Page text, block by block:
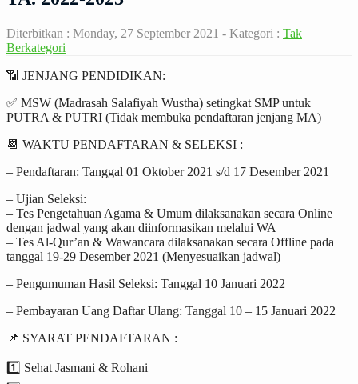
Diterbitkan : Monday, 27 September 2021 - Kategori : Tak
Berkategori
📶 JENJANG PENDIDIKAN:
✅ MSW (Madrasah Salafiyah Wustha) setingkat SMP untuk
PUTRA & PUTRI (Tidak membuka pendaftaran jenjang MA)
📆 WAKTU PENDAFTARAN & SELEKSI :
– Pendaftaran: Tanggal 01 Oktober 2021 s/d 17 Desember 2021
– Ujian Seleksi:
– Tes Pengetahuan Agama & Umum dilaksanakan secara Online
dengan jadwal yang akan diinformasikan melalui WA
– Tes Al-Qur’an & Wawancara dilaksanakan secara Offline pada
tanggal 19-29 Desember 2021 (Menyesuaikan jadwal)
– Pengumuman Hasil Seleksi: Tanggal 10 Januari 2022
– Pembayaran Uang Daftar Ulang: Tanggal 10 – 15 Januari 2022
📌 SYARAT PENDAFTARAN :
1️⃣ Sehat Jasmani & Rohani